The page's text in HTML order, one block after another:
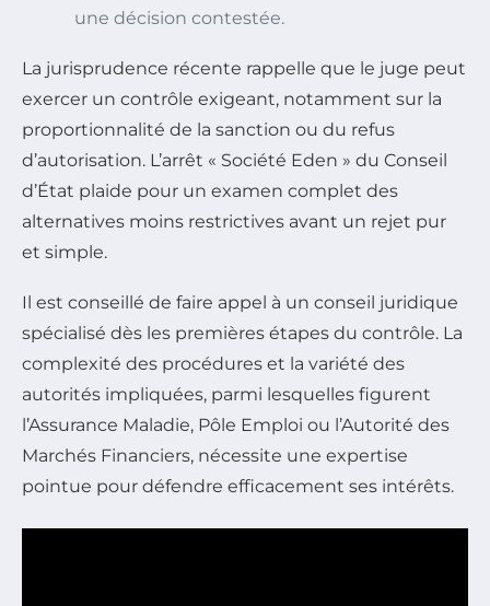
une décision contestée.
La jurisprudence récente rappelle que le juge peut
exercer un contrôle exigeant, notamment sur la
proportionnalité de la sanction ou du refus
d’autorisation. L’arrêt « Société Eden » du Conseil
d’État plaide pour un examen complet des
alternatives moins restrictives avant un rejet pur
et simple.
Il est conseillé de faire appel à un conseil juridique
spécialisé dès les premières étapes du contrôle. La
complexité des procédures et la variété des
autorités impliquées, parmi lesquelles figurent
l’Assurance Maladie, Pôle Emploi ou l’Autorité des
Marchés Financiers, nécessite une expertise
pointue pour défendre efficacement ses intérêts.